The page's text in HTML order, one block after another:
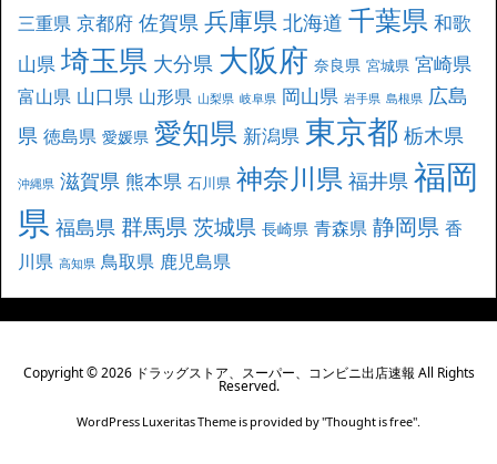
三重県 京都府 佐賀県 兵庫県 北海道 千葉県 和歌
山県 埼玉県 大分県 大阪府 奈良県 宮城県 宮崎県
富山県 山口県 山形県 山梨県 岐阜県 岡山県 岩手県 島根県 広島
県 徳島県 愛媛県 愛知県 新潟県 東京都 栃木県
沖縄県 滋賀県 熊本県 石川県 神奈川県 福井県 福岡
県 福島県 群馬県茨城県 長崎県 青森県 静岡県 香
川県 高知県 鳥取県 鹿児島県
Copyright ©2026 ドラッグストア、スーパー、コンビニ出店速報 All Rights
Reserved.
WordPress Luxeritas Theme is provided by "Thought is free".